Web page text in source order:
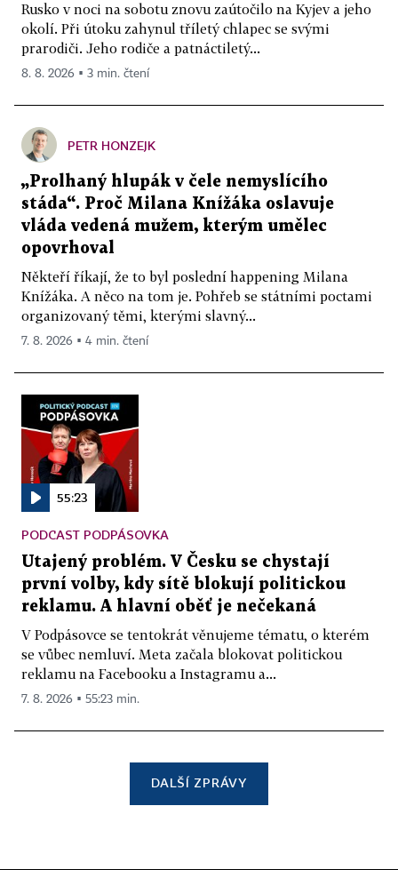
Rusko v noci na sobotu znovu zaútočilo na Kyjev a jeho
okolí. Při útoku zahynul tříletý chlapec se svými
prarodiči. Jeho rodiče a patnáctiletý...
8. 8. 2026 ▪ 3 min. čtení
PETR HONZEJK
„Prolhaný hlupák v čele nemyslícího
stáda“. Proč Milana Knížáka oslavuje
vláda vedená mužem, kterým umělec
opovrhoval
Někteří říkají, že to byl poslední happening Milana
Knížáka. A něco na tom je. Pohřeb se státními poctami
organizovaný těmi, kterými slavný...
7. 8. 2026 ▪ 4 min. čtení
55:23
PODCAST PODPÁSOVKA
Utajený problém. V Česku se chystají
první volby, kdy sítě blokují politickou
reklamu. A hlavní oběť je nečekaná
V Podpásovce se tentokrát věnujeme tématu, o kterém
se vůbec nemluví. Meta začala blokovat politickou
reklamu na Facebooku a Instagramu a...
7. 8. 2026 ▪ 55:23 min.
DALŠÍ ZPRÁVY